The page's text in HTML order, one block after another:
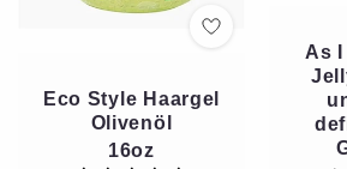
Eco Style Haargel
Olivenöl
16oz
As